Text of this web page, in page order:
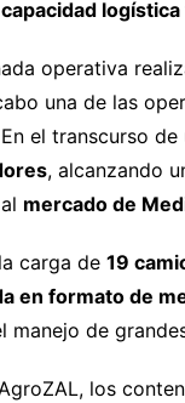
operativa
una de las
el transcurso
, alcanzando
mercado de
carga de 19
en formato de
de
los